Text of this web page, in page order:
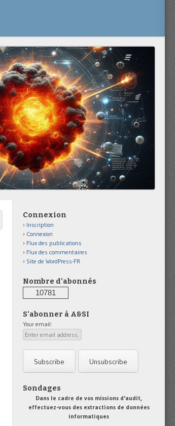
Connexion
Inscription
Connexion
Flux des publications
Flux des commentaires
Site de WordPress-FR
Nombre d'abonnés
10781
S'abonner à A&SI
Your email:
Sondages
Dans le cadre de vos missions d'audit,
effectuez-vous des extractions de données
informatiques